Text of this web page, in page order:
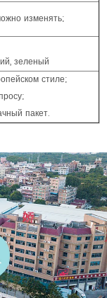
изменять;
зеленый
стиле;
пакет.